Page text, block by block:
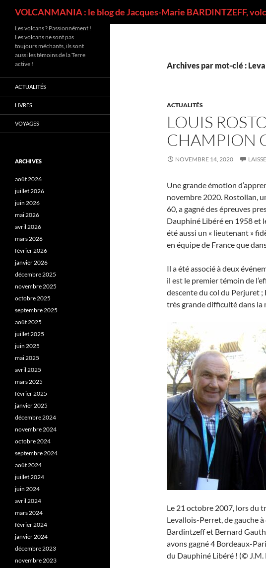
VOLCANMANIA : le blog de Jacques-Marie BARDINTZEFF,
Archives par mot-clé :
ACTUALITÉS
LOUIS
CHAMPION
NOVEMBRE 14, 2020
Une grande émotion
novembre 2020. Rostollan,
60, a gagné des épreuves
Dauphiné Libéré en 1958 et
été aussi un « lieutenant »
en équipe de France que
Il a été associé à deux
il est le premier témoin de
descente du col du Perjuret ;
très grande difficulté dans la
Le 21 octobre 2007, lors du
Levallois-Perret, de gauche
Bardintzeff et Bernard
avons gagné 4 Bordeaux-
du Dauphiné Libéré ! (©
Les volcans ? Passionnément !
Les volcans ne sont pas
toujours méchants, ils sont
aussi les témoins de la Terre
active !
ACTUALITÉS
LIVRES
VOYAGES
ARCHIVES
août 2026
juillet 2026
juin 2026
mai 2026
avril 2026
mars 2026
février 2026
janvier 2026
décembre 2025
novembre 2025
octobre 2025
septembre 2025
août 2025
juillet 2025
juin 2025
mai 2025
avril 2025
mars 2025
février 2025
janvier 2025
décembre 2024
novembre 2024
octobre 2024
septembre 2024
août 2024
juillet 2024
juin 2024
avril 2024
mars 2024
février 2024
janvier 2024
décembre 2023
novembre 2023